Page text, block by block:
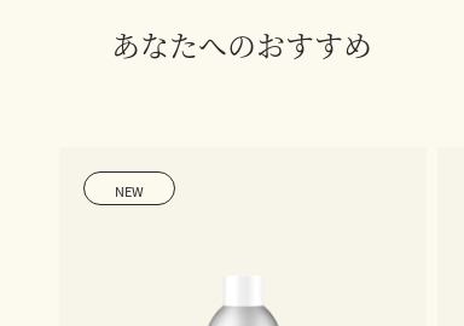
あなたへのおすすめ
NEW